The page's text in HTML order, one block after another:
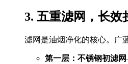
3. 五重滤网，长效
滤网是油烟净化的核心。广
第一层：不锈钢初滤网